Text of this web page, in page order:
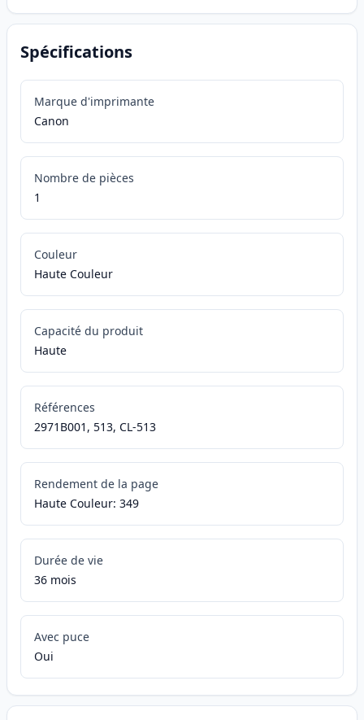
Spécifications
Marque d'imprimante
Canon
Nombre de pièces
1
Couleur
Haute Couleur
Capacité du produit
Haute
Références
2971B001, 513, CL-513
Rendement de la page
Haute Couleur: 349
Durée de vie
36 mois
Avec puce
Oui